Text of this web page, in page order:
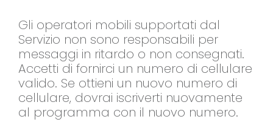
Gli operatori mobili supportati dal
Servizio non sono responsabili per
messaggi in ritardo o non consegnati.
Accetti di fornirci un numero di cellulare
valido. Se ottieni un nuovo numero di
cellulare, dovrai iscriverti nuovamente
al programma con il nuovo numero.